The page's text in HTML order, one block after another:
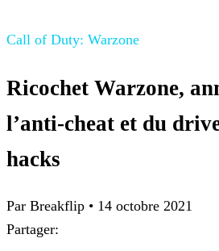
Call of Duty: Warzone
Ricochet Warzone,
l’anti-cheat et du
hacks
Par Breakflip • 14 octobre 2021
Partager: